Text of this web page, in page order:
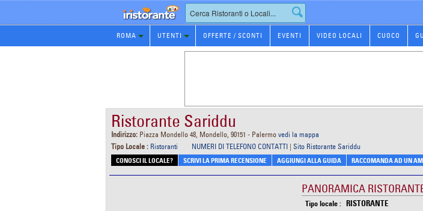
Prenotazione
Ristorante
ROMA UTENTI OFFERTE / SCONTI EVENTI VIDEO LOCALI CUOCO
Ristorante Sariddu
Indirizzo: Piazza Mondello 48, Mondello, 90151 - Palermo vedi la mappa
Tipo Locale : Ristoranti NUMERI DI TELEFONO CONTATTI | Sito Ristorante Sariddu
CONOSCI IL LOCALE? SCRIVI LA PRIMA RECENSIONE AGGIUNGI ALLA GUIDA RACCOMANDA AD UN
PANORAMICA
Tipo locale : RISTORANTE